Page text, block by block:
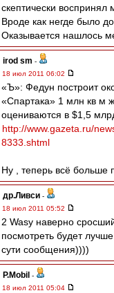
скептически воспринял
Вроде как негде было
Оказывается нашлось
irod sm -
18 июл 2011 06:02
«Ъ»: Федун построит
«Спартака» 1 млн кв м
оцениваются в $1,5
http://www.gazeta.ru/
8333.shtml
Ну , теперь всё больше
др.Ливси -
18 июл 2011 05:52
2 Wasy наверно
посмотреть будет
сути сообщения))))
P.Mobil -
18 июл 2011 05:04